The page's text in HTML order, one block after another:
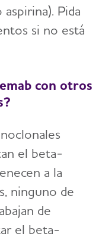
Pida
si no está
con otros
el beta-
a la
ninguno de
de
el beta-